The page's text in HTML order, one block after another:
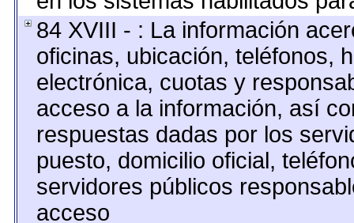
84 XVIII - : La información
oficinas, ubicación, teléfonos,
electrónica, cuotas y
acceso a la información, así
respuestas dadas por los
puesto, domicilio oficial,
servidores públicos
acceso